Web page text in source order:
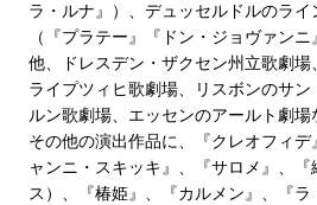
ラ・ルナ』）、デュッセルドルのライ
（『プラテー』『ドン・ジョヴァン
他、ドレスデン・ザクセン州立歌劇場
ライプツィヒ歌劇場、リスボンのサ
ルン歌劇場、エッセンのアールト劇場
その他の演出作品に、『クレオフィ
ャンニ・スキッキ』、『サロメ』、
ス）、『椿姫』、『カルメン』、『